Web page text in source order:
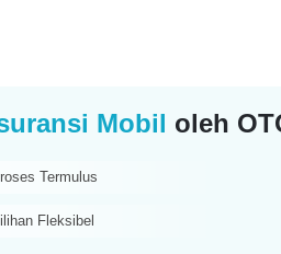
Mobil oleh
Termulus
Fleksibel